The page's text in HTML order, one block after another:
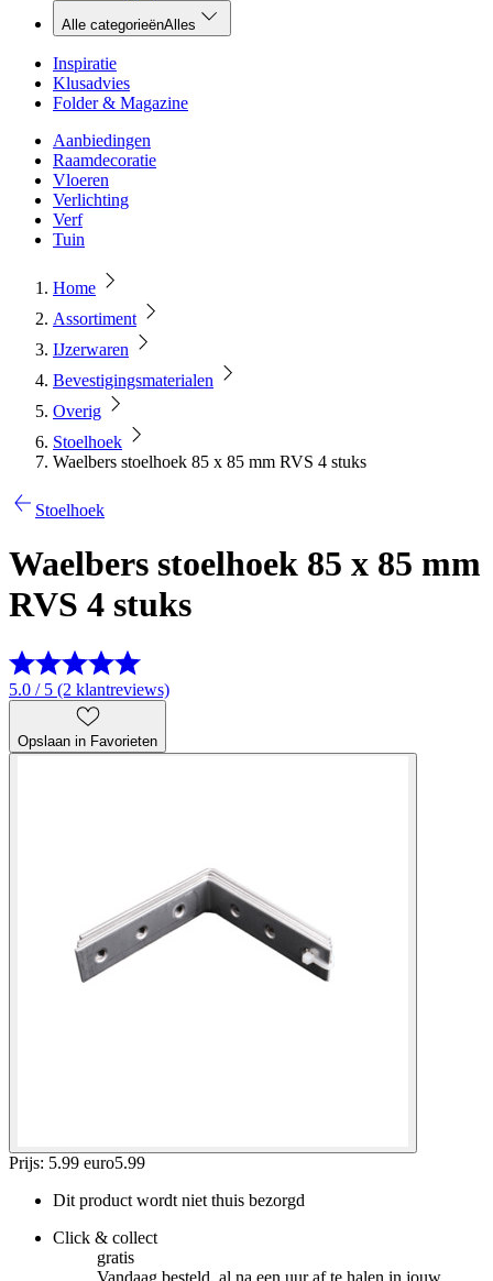
Alle categorieënAlles
Inspiratie
Klusadvies
Folder & Magazine
Aanbiedingen
Raamdecoratie
Vloeren
Verlichting
Verf
Tuin
Home
Assortiment
IJzerwaren
Bevestigingsmaterialen
Overig
Stoelhoek
Waelbers stoelhoek 85 x 85 mm RVS 4 stuks
Stoelhoek
Waelbers stoelhoek 85 x 85 mm
RVS 4 stuks
5.0 / 5 (2 klantreviews)
Opslaan in Favorieten
Prijs: 5.99 euro5.99
Dit product wordt niet thuis bezorgd
Click & collect
gratis
Vandaag besteld, al na een uur af te halen in jouw